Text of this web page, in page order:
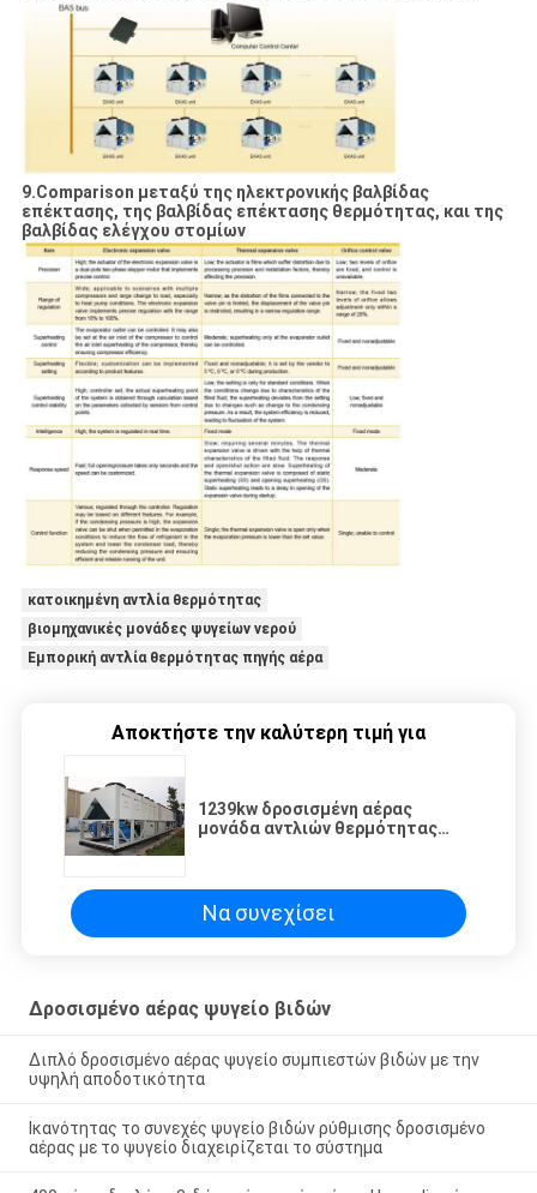
9.Comparison μεταξύ της ηλεκτρονικής βαλβίδας
επέκτασης, της βαλβίδας επέκτασης θερμότητας, και της
βαλβίδας ελέγχου στομίων
κατοικημένη αντλία θερμότητας
βιομηχανικές μονάδες ψυγείων νερού
Εμπορική αντλία θερμότητας πηγής αέρα
Αποκτήστε την καλύτερη τιμή για
1239kw δροσισμένη αέρας
μονάδα αντλιών θερμότητας
Να συνεχίσει
Δροσισμένο αέρας ψυγείο βιδών
Διπλό δροσισμένο αέρας ψυγείο συμπιεστών βιδών με την
υψηλή αποδοτικότητα
Ικανότητας το συνεχές ψυγείο βιδών ρύθμισης δροσισμένο
αέρας με το ψυγείο διαχειρίζεται το σύστημα